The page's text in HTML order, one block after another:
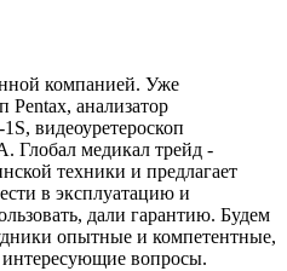
компанией. Уже
Pentax, анализатор
видеоуретероскоп
Глобал медикал трейд -
техники и предлагает
в эксплуатацию и
дали гарантию. Будем
опытные и компетентные,
интересующие вопросы.